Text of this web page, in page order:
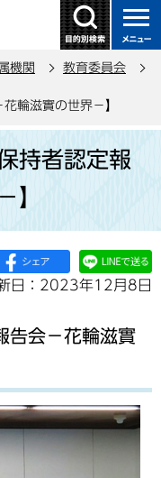
機関
教育委員会
輪滋實の世界－】
持者認定報
】
日：2023年12月8日
告会－花輪滋實